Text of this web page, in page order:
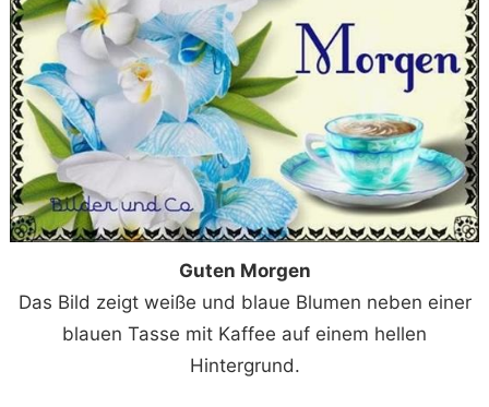
Guten Morgen
Das Bild zeigt weiße und blaue Blumen neben einer
blauen Tasse mit Kaffee auf einem hellen
Hintergrund.